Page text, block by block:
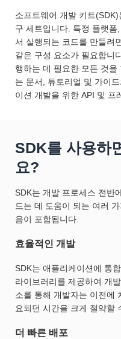
소프트웨어 개발 키트
구 세트입니다. 특정 플랫
서 실행되는 코드를 만들려
같은 구성 요소가 필요합니
행하는 데 필요한 모든 것을
는 문서, 튜토리얼 및 가이
이션 개발을 위한 API 및 프
SDK를 사용하
요?
SDK는 개발 프로세스 전반
드는 데 도움이 되는 여러
음이 포함됩니다.
효율적인 개발
SDK는 애플리케이션에 통
라이브러리를 제공하여 개
소를 통해 개발자는 이전에
요되던 시간을 크게 절약할
더 빠른 배포